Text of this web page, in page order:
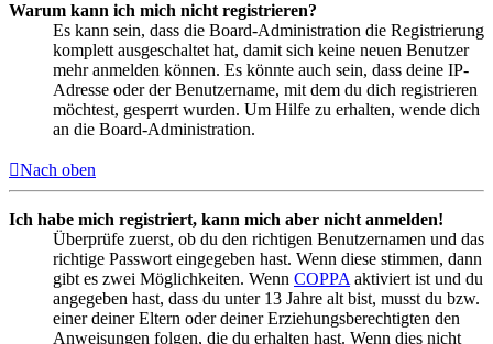
Warum kann ich mich nicht registrieren?
Es kann sein, dass die Board-Administration die Registrierung
komplett ausgeschaltet hat, damit sich keine neuen Benutzer
mehr anmelden können. Es könnte auch sein, dass deine IP-
Adresse oder der Benutzername, mit dem du dich registrieren
möchtest, gesperrt wurden. Um Hilfe zu erhalten, wende dich
an die Board-Administration.
Nach oben
Ich habe mich registriert, kann mich aber nicht anmelden!
Überprüfe zuerst, ob du den richtigen Benutzernamen und das
richtige Passwort eingegeben hast. Wenn diese stimmen, dann
gibt es zwei Möglichkeiten. Wenn COPPA aktiviert ist und du
angegeben hast, dass du unter 13 Jahre alt bist, musst du bzw.
einer deiner Eltern oder deiner Erziehungsberechtigten den
Anweisungen folgen, die du erhalten hast. Wenn dies nicht